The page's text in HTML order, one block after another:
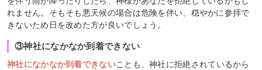
れません。そもそも悪天候の場合は危険を伴い、穏やかに参拝で
きないため日を改めた方が良いでしょう。
③神社になかなか到着できない
神社になかなか到着できないことも、神社に拒絶されているから